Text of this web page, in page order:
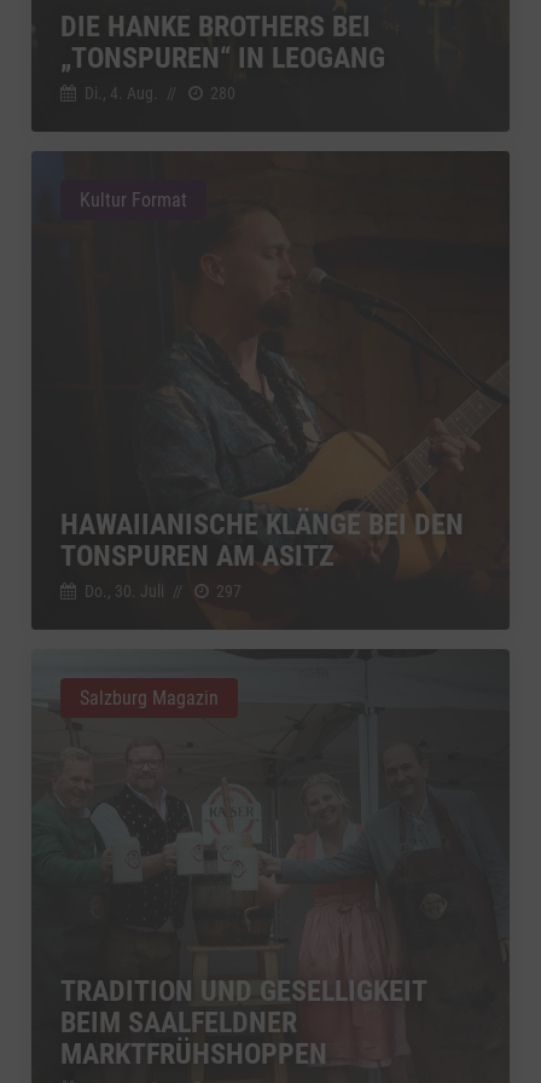
DIE HANKE BROTHERS BEI
„TONSPUREN“ IN LEOGANG
Di., 4. Aug. // 280
HAWAIIANISCHE KLÄNGE BEI DEN
TONSPUREN AM ASITZ
Do., 30. Juli // 297
Kultur Format
TRADITION UND GESELLIGKEIT
BEIM SAALFELDNER
MARKTFRÜHSHOPPEN
Salzburg Magazin
YouTube
Google Ireland Limited, Irland